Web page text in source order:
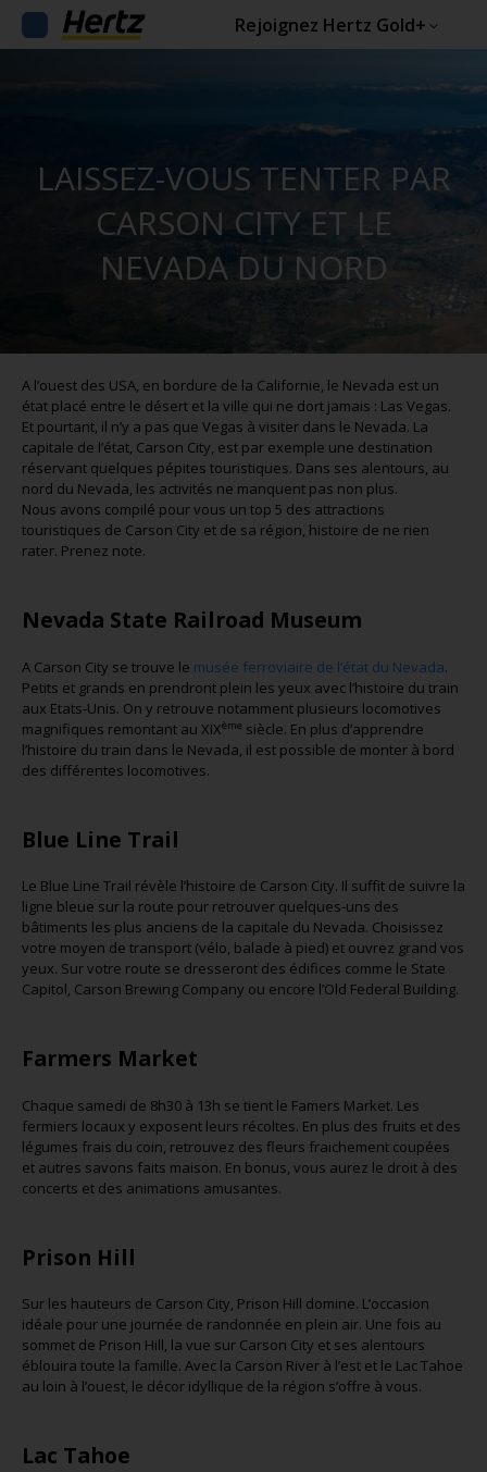
Rejoignez Hertz Gold+
LAISSEZ-VOUS TENTER PAR
CARSON CITY ET LE
NEVADA DU NORD
A l’ouest des USA, en bordure de la Californie, le Nevada est un
état placé entre le désert et la ville qui ne dort jamais : Las Vegas.
Et pourtant, il n’y a pas que Vegas à visiter dans le Nevada. La
capitale de l’état, Carson City, est par exemple une destination
réservant quelques pépites touristiques. Dans ses alentours, au
nord du Nevada, les activités ne manquent pas non plus.
Nous avons compilé pour vous un top 5 des attractions
touristiques de Carson City et de sa région, histoire de ne rien
rater. Prenez note.
Nevada State Railroad Museum
A Carson City se trouve le musée ferroviaire de l’état du Nevada.
Petits et grands en prendront plein les yeux avec l’histoire du train
aux Etats-Unis. On y retrouve notamment plusieurs locomotives
magnifiques remontant au XIXème siècle. En plus d’apprendre
l’histoire du train dans le Nevada, il est possible de monter à bord
des différentes locomotives.
Blue Line Trail
Le Blue Line Trail révèle l’histoire de Carson City. Il suffit de suivre la
ligne bleue sur la route pour retrouver quelques-uns des
bâtiments les plus anciens de la capitale du Nevada. Choisissez
votre moyen de transport (vélo, balade à pied) et ouvrez grand vos
yeux. Sur votre route se dresseront des édifices comme le State
Capitol, Carson Brewing Company ou encore l’Old Federal Building.
Farmers Market
Chaque samedi de 8h30 à 13h se tient le Famers Market. Les
fermiers locaux y exposent leurs récoltes. En plus des fruits et des
légumes frais du coin, retrouvez des fleurs fraichement coupées
et autres savons faits maison. En bonus, vous aurez le droit à des
concerts et des animations amusantes.
Prison Hill
Sur les hauteurs de Carson City, Prison Hill domine. L’occasion
idéale pour une journée de randonnée en plein air. Une fois au
sommet de Prison Hill, la vue sur Carson City et ses alentours
éblouira toute la famille. Avec la Carson River à l’est et le Lac Tahoe
au loin à l’ouest, le décor idyllique de la région s’offre à vous.
Lac Tahoe